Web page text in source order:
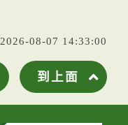
2026-08-07 14:33:00
到上面